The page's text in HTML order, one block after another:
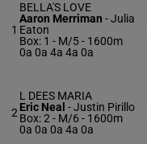
1
BELLA'S LOVE
Aaron Merriman -Julia
Eaton
Box: 1 - M/5 - 1600m
0a 0a 4a 4a 0a
2
L DEES MARIA
Eric Neal -Justin Pirillo
Box: 2 - M/6 - 1600m
0a 0a 0a 4a 0a